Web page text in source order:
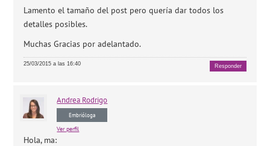
Lamento el tamaño del post pero quería dar todos los
detalles posibles.
Muchas Gracias por adelantado.
25/03/2015 a las 16:40 Responder
Andrea Rodrigo
Embrióloga
Ver perfil
Hola, ma: